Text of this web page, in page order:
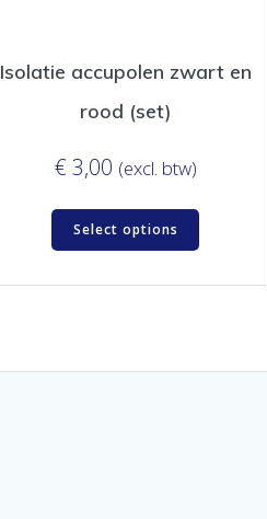
Isolatie accupolen zwart en
rood (set)
€ 3,00 (excl. btw)
Select options